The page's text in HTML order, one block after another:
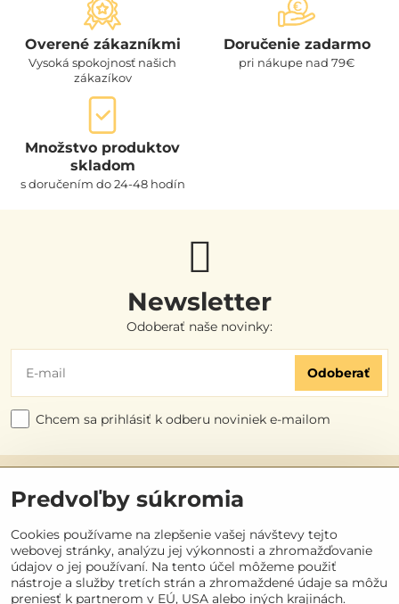
Overené zákazníkmi
Vysoká spokojnosť našich
zákazíkov
Doručenie zadarmo
pri nákupe nad 79€
Množstvo produktov
skladom
s doručením do 24-48 hodín
Newsletter
Odoberať naše novinky:
Odoberať
Chcem sa prihlásiť k odberu noviniek e-mailom
Užitočné odkazy
Objednávky
Kontakt
Predvoľby súkromia
Cookies používame na zlepšenie vašej návštevy tejto
webovej stránky, analýzu jej výkonnosti a zhromažďovanie
údajov o jej používaní. Na tento účel môžeme použiť
nástroje a služby tretích strán a zhromaždené údaje sa môžu
preniesť k partnerom v EÚ, USA alebo iných krajinách.